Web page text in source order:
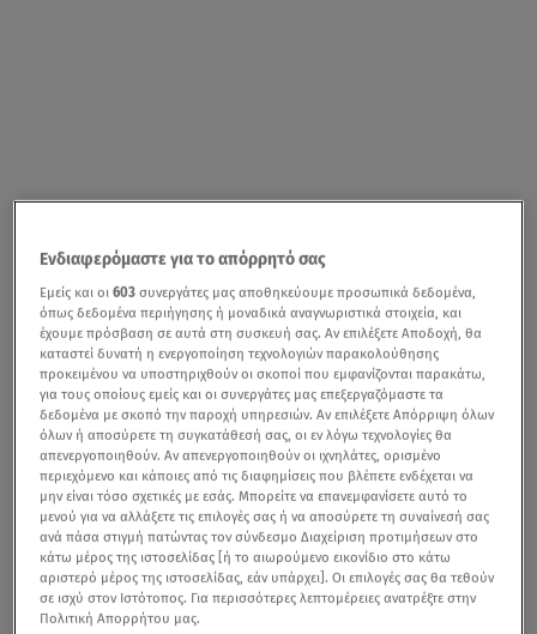
Ενδιαφερόμαστε για το απόρρητό σας
Εμείς και οι603 συνεργάτες μας αποθηκεύουμε προσωπικά δεδομένα,
όπως δεδομένα περιήγησης ή μοναδικά αναγνωριστικά στοιχεία, και
έχουμε πρόσβαση σε αυτά στη συσκευή σας. Αν επιλέξετε Αποδοχή, θα
καταστεί δυνατή η ενεργοποίηση τεχνολογιών παρακολούθησης
προκειμένου να υποστηριχθούν οι σκοποί που εμφανίζονται παρακάτω,
για τους οποίους εμείς και οι συνεργάτες μας επεξεργαζόμαστε τα
δεδομένα με σκοπό την παροχή υπηρεσιών. Αν επιλέξετε Απόρριψη όλων
όλων ή αποσύρετε τη συγκατάθεσή σας, οι εν λόγω τεχνολογίες θα
απενεργοποιηθούν. Αν απενεργοποιηθούν οι ιχνηλάτες, ορισμένο
περιεχόμενο και κάποιες από τις διαφημίσεις που βλέπετε ενδέχεται να
μην είναι τόσο σχετικές με εσάς. Μπορείτε να επανεμφανίσετε αυτό το
μενού για να αλλάξετε τις επιλογές σας ή να αποσύρετε τη συναίνεσή σας
ανά πάσα στιγμή πατώντας τον σύνδεσμο Διαχείριση προτιμήσεων στο
κάτω μέρος της ιστοσελίδας [ή το αιωρούμενο εικονίδιο στο κάτω
αριστερό μέρος της ιστοσελίδας, εάν υπάρχει]. Οι επιλογές σας θα τεθούν
σε ισχύ στον Ιστότοπος. Για περισσότερες λεπτομέρειες ανατρέξτε στην
Πολιτική Απορρήτου μας.